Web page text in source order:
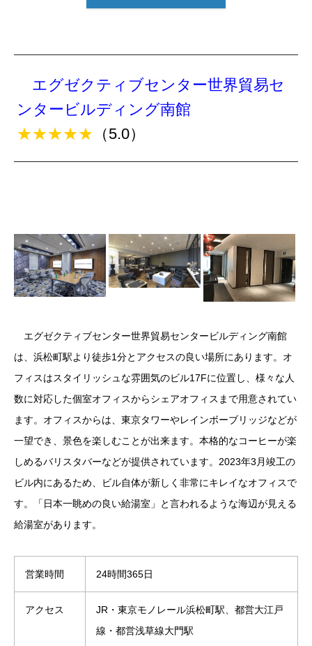
エグゼクティブセンター世界貿易セ
ンタービルディング南館
★★★★★ （5.0）
エグゼクティブセンター世界貿易センタービルディング南館
は、浜松町駅より徒歩1分とアクセスの良い場所にあります。オ
フィスはスタイリッシュな雰囲気のビル17Fに位置し、様々な人
数に対応した個室オフィスからシェアオフィスまで用意されてい
ます。オフィスからは、東京タワーやレインボーブリッジなどが
一望でき、景色を楽しむことが出来ます。本格的なコーヒーが楽
しめるバリスタバーなどが提供されています。2023年3月竣工の
ビル内にあるため、ビル自体が新しく非常にキレイなオフィスで
す。「日本一眺めの良い給湯室」と言われるような海辺が見える
給湯室があります。
営業時間 24時間365日
アクセス
JR・東京モノレール浜松町駅、都営大江戸
線・都営浅草線大門駅